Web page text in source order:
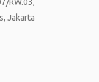
Jakarta